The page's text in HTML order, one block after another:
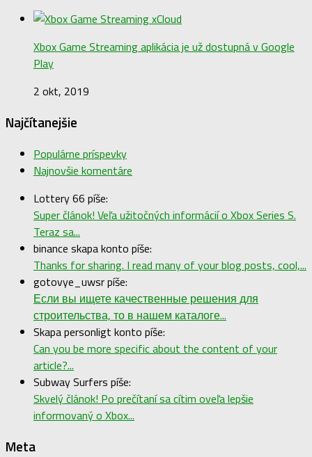
Xbox Game Streaming aplikácia je už dostupná v Google
Play
2 okt, 2019
Najčítanejšie
Populárne príspevky
Najnovšie komentáre
Lottery 66 píše:
Super článok! Veľa užitočných informácií o Xbox Series S.
Teraz sa...
binance skapa konto píše:
Thanks for sharing. I read many of your blog posts, cool,...
gotovye_uwsr píše:
Если вы ищете качественные решения для
строительства, то в нашем каталоге...
Skapa personligt konto píše:
Can you be more specific about the content of your
article?...
Subway Surfers píše:
Skvelý článok! Po prečítaní sa cítim oveľa lepšie
informovaný o Xbox...
Meta